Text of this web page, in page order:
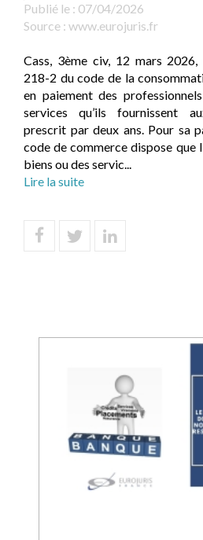
Publié le : 07/04/2026
Source : www.eurojuris.fr
Cass, 3ème civ, 12 mars 2026,
218-2 du code de la
en paiement des
services qu’ils fournissent
prescrit par deux ans. Pour sa
code de commerce dispose que
biens ou des servic...
Lire la suite